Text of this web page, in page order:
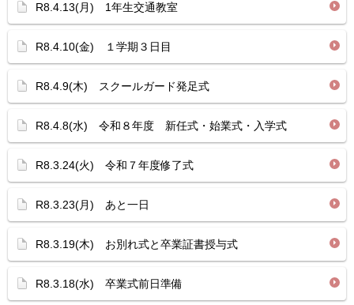
R8.4.13(月) 1年生交通教室
R8.4.10(金) １学期３日目
R8.4.9(木) スクールガード発足式
R8.4.8(水) 令和８年度 新任式・始業式・入学式
R8.3.24(火) 令和７年度修了式
R8.3.23(月) あと一日
R8.3.19(木) お別れ式と卒業証書授与式
R8.3.18(水) 卒業式前日準備